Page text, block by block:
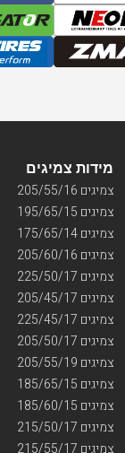
מידות צמיגים
צמיגים 205/55/16
צמיגים 195/65/15
צמיגים 175/65/14
צמיגים 205/60/16
צמיגים 225/50/17
צמיגים 205/45/17
צמיגים 225/45/17
צמיגים 205/50/17
צמיגים 205/55/19
צמיגים 185/65/15
צמיגים 185/60/15
צמיגים 215/50/17